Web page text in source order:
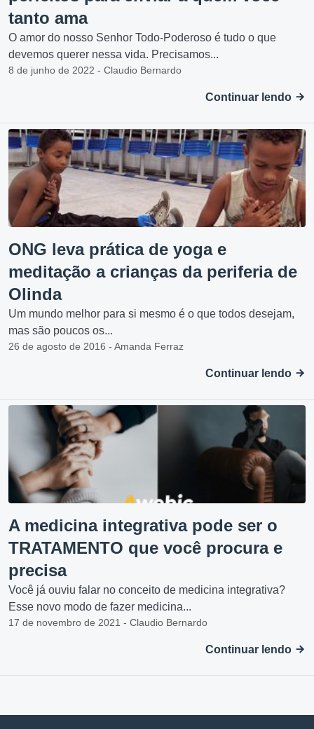
tanto ama
O amor do nosso Senhor Todo-Poderoso é tudo o que
devemos querer nessa vida. Precisamos...
8 de junho de 2022 - Claudio Bernardo
Continuar lendo
ONG leva prática de yoga e
meditação a crianças da periferia de
Olinda
Um mundo melhor para si mesmo é o que todos desejam,
mas são poucos os...
26 de agosto de 2016 - Amanda Ferraz
Continuar lendo
A medicina integrativa pode ser o
TRATAMENTO que você procura e
precisa
Você já ouviu falar no conceito de medicina integrativa?
Esse novo modo de fazer medicina...
17 de novembro de 2021 - Claudio Bernardo
Continuar lendo